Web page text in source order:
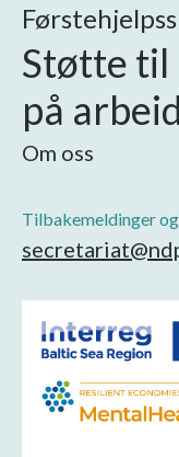
Støtte til
på
Om oss
Tilbakemeldinger